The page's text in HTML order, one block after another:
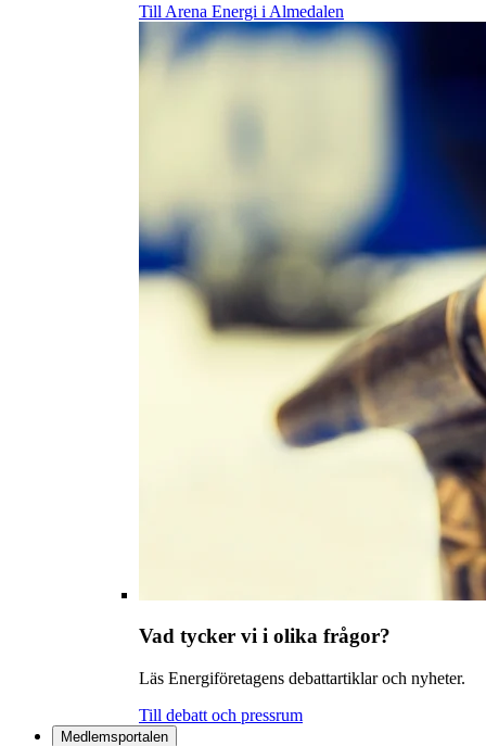
Till Arena Energi i Almedalen
Vad tycker vi i olika frågor?
Läs Energiföretagens debattartiklar och nyheter.
Till debatt och pressrum
Medlemsportalen